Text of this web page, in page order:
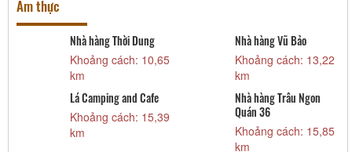
Nhà hàng Thời Dung
Khoảng cách: 10,65
km
Nhà hàng Vũ Bảo
Khoảng cách: 13,22
km
Lá Camping and Cafe
Nhà hàng Trâu Ngon
Quán 36